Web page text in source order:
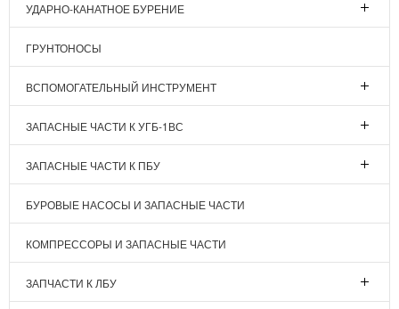
УДАРНО-КАНАТНОЕ БУРЕНИЕ
ГРУНТОНОСЫ
ВСПОМОГАТЕЛЬНЫЙ ИНСТРУМЕНТ
ЗАПАСНЫЕ ЧАСТИ К УГБ-1ВС
ЗАПАСНЫЕ ЧАСТИ К ПБУ
БУРОВЫЕ НАСОСЫ И ЗАПАСНЫЕ ЧАСТИ
КОМПРЕССОРЫ И ЗАПАСНЫЕ ЧАСТИ
ЗАПЧАСТИ К ЛБУ